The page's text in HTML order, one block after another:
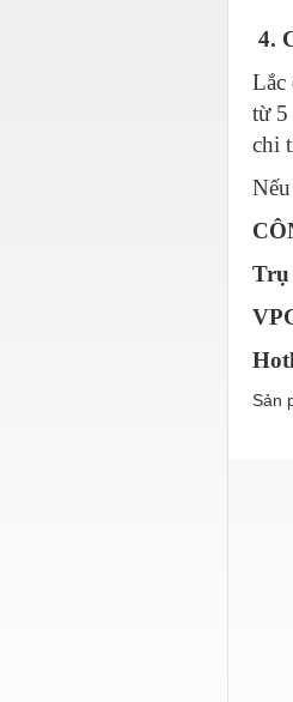
4.
Lắc
từ 5
chi
Trụ
Sản